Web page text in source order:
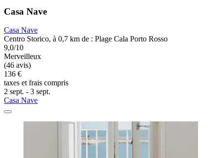
Casa Nave
Casa Nave
Centro Storico, à 0,7 km de : Plage Cala Porto Rosso
9,0/10
Merveilleux
(46 avis)
136 €
taxes et frais compris
2 sept. - 3 sept.
Casa Nave